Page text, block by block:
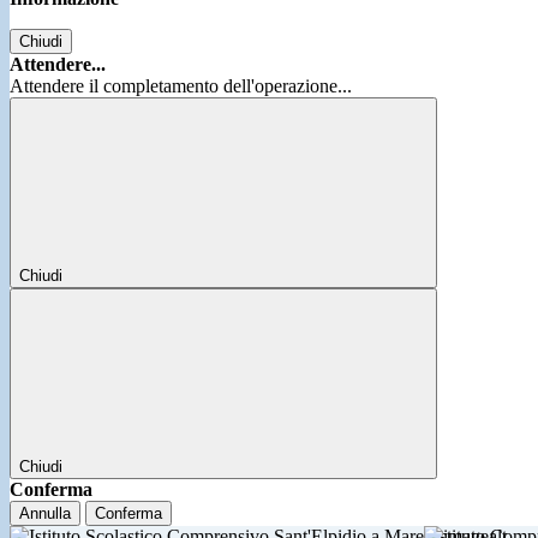
Chiudi
Attendere...
Attendere il completamento dell'operazione...
Chiudi
Chiudi
Conferma
Annulla Conferma